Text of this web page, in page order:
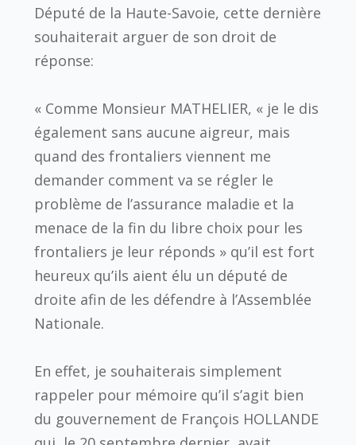
Député de la Haute-Savoie, cette dernière
souhaiterait arguer de son droit de
réponse:
« Comme Monsieur MATHELIER, « je le dis
également sans aucune aigreur, mais
quand des frontaliers viennent me
demander comment va se régler le
problème de l’assurance maladie et la
menace de la fin du libre choix pour les
frontaliers je leur réponds » qu’il est fort
heureux qu’ils aient élu un député de
droite afin de les défendre à l’Assemblée
Nationale.
En effet, je souhaiterais simplement
rappeler pour mémoire qu’il s’agit bien
du gouvernement de François HOLLANDE